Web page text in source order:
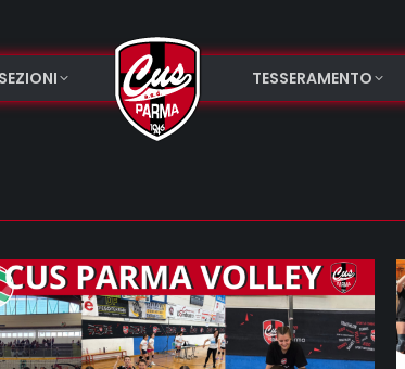
SEZIONI TESSERAMENTO